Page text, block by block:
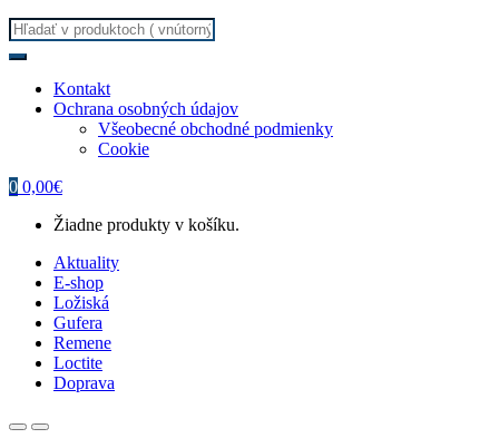
Search
for:
Kontakt
Ochrana osobných údajov
Všeobecné obchodné podmienky
Cookie
0 0,00€
Žiadne produkty v košíku.
Aktuality
E-shop
Ložiská
Gufera
Remene
Loctite
Doprava